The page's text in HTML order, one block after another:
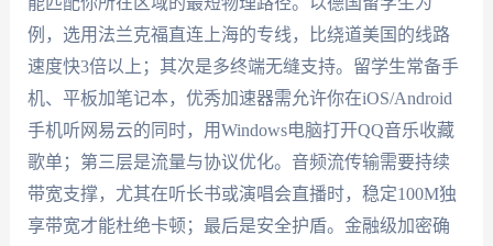
例，选用法兰克福直连上海的专线，比绕道美国的线路
速度快3倍以上；其次是多终端无缝支持。留学生常备手
机、平板加笔记本，优秀加速器需允许你在iOS/Android
手机听网易云的同时，用Windows电脑打开QQ音乐收藏
歌单；第三层是流量与协议优化。音频流传输需要持续
带宽支撑，尤其在听长书或演唱会直播时，稳定100M独
享带宽才能杜绝卡顿；最后是安全护盾。金融级加密确